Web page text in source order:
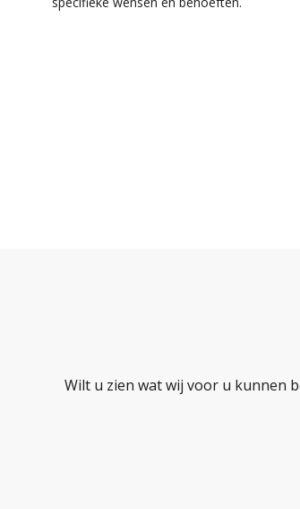
Wilt u zien wat wij voor u kunnen